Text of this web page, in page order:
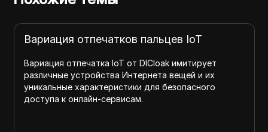
Вариация отпечатков пальцев IoT
Вариация отпечатка IoT от DICloak имитирует
различные устройства Интернета вещей и их
уникальные характеристики для безопасного
доступа к онлайн-сервисам.